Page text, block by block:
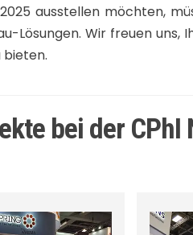
ausstellen möchten,
Lösungen. Wir freuen uns,
bei der CPhI